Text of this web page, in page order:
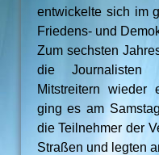
entwickelte sich im
Friedens- und
Zum sechsten
die Journalisten
Mitstreitern wieder
ging es am
die Teilnehmer der
Straßen und legten